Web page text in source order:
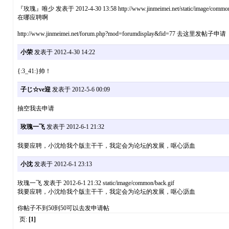
『玫瑰』唯少 发表于 2012-4-30 13:58 http://www.jinmeimei.net/static/image/
在哪应聘啊
http://www.jinmeimei.net/forum.php?mod=forumdisplay&fid=77 去这里发帖子申请
小荣发表于 2012-4-30 14:22
{:3_41:}帅！
子じ☆ve迎发表于 2012-5-6 00:09
抽空我去申请
玫瑰一飞发表于 2012-6-1 21:32
我要应聘，小沈给我个版主干干，我定会为论坛的发展，呕心沥血
小沈发表于 2012-6-1 23:13
玫瑰一飞 发表于 2012-6-1 21:32 static/image/common/back.gif
我要应聘，小沈给我个版主干干，我定会为论坛的发展，呕心沥血
你帖子不到50到50可以去发申请帖
页: [1]